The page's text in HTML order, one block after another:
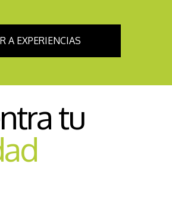
A EXPERIENCIAS
tu